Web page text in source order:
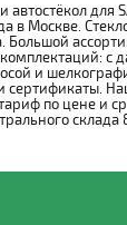
автостёкол для
в Москве.
Большой
с
и
сертификаты.
по цене и
склада